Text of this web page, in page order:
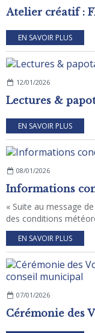
EN SAVOIR PLUS
12/01/2026
EN SAVOIR PLUS
08/01/2026
Informations
« Suite au message
des conditions
EN SAVOIR PLUS
07/01/2026